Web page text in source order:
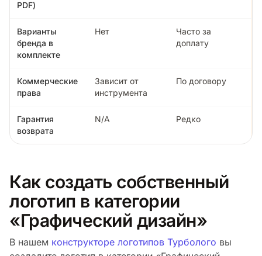
PDF)
Варианты
бренда в
комплекте
Нет
Часто за
доплату
Коммерческие
права
Зависит от
инструмента
По договору
Гарантия
возврата
N/A Редко
Как создать собственный
логотип в категории
«Графический дизайн»
В нашем конструкторе логотипов Турболого вы